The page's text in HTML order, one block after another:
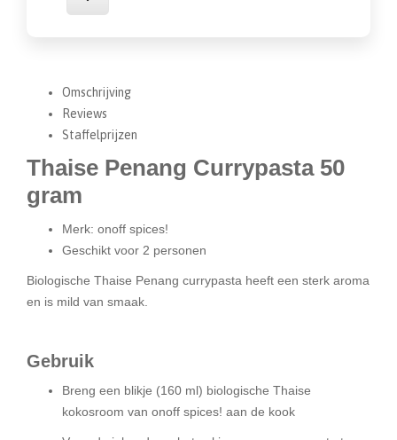
Omschrijving
Reviews
Staffelprijzen
Thaise Penang Currypasta 50
gram
Merk: onoff spices!
Geschikt voor 2 personen
Biologische Thaise Penang currypasta heeft een sterk aroma
en is mild van smaak.
Gebruik
Breng een blikje (160 ml) biologische Thaise
kokosroom van onoff spices! aan de kook